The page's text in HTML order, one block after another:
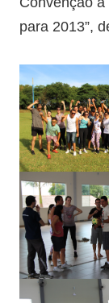
para 2013”,